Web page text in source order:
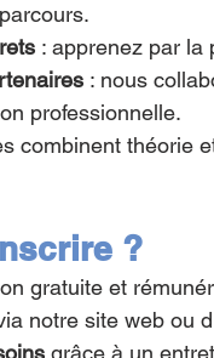
: apprenez par la
: nous
professionnelle.
combinent
?
gratuite et
notre site web ou
grâce à un